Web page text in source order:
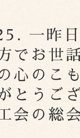
一昨日
でお世
心のこ
とうご
会の総